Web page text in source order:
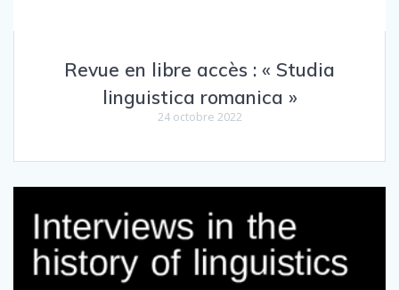
Revue en libre accès : « Studia
linguistica romanica »
24 octobre 2022